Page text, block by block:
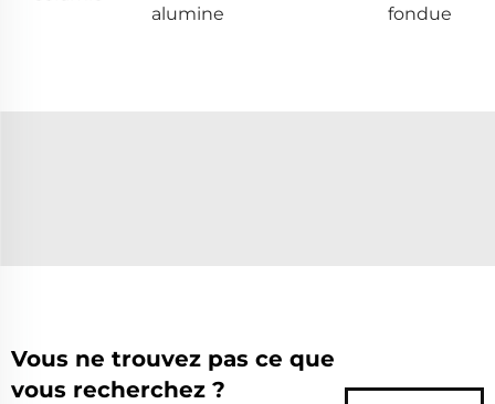
alumine
fondue
Vous ne trouvez pas ce que
vous recherchez ?